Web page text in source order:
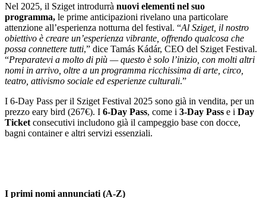
Nel 2025, il Sziget introdurrà nuovi elementi nel suo
programma, le prime anticipazioni rivelano una particolare
attenzione all’esperienza notturna del festival. “Al Sziget, il nostro
obiettivo è creare un’esperienza vibrante, offrendo qualcosa che
possa connettere tutti,” dice Tamás Kádár, CEO del Sziget Festival.
“Preparatevi a molto di più — questo è solo l’inizio, con molti altri
nomi in arrivo, oltre a un programma ricchissima di arte, circo,
teatro, attivismo sociale ed esperienze culturali.”
I 6-Day Pass per il Sziget Festival 2025 sono già in vendita, per un
prezzo eary bird (267€). I 6-Day Pass, come i 3-Day Pass e i Day
Ticket consecutivi includono già il campeggio base con docce,
bagni container e altri servizi essenziali.
I primi nomi annunciati (A-Z)